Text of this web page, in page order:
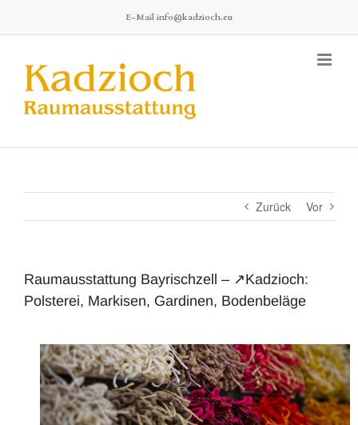
springen
E-Mail info@kadzioch.eu
Zurück Vor
Raumausstattung Bayrischzell – ↗️Kadzioch:
Polsterei, Markisen, Gardinen, Bodenbeläge